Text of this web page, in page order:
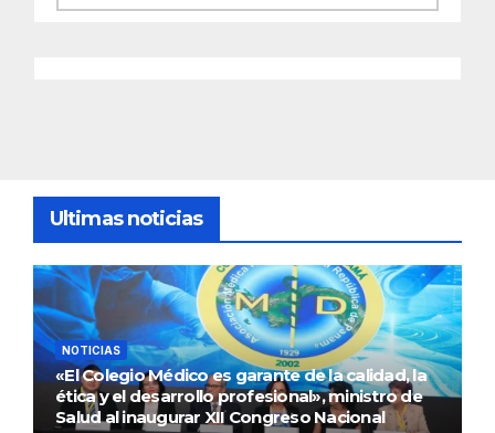
Ultimas noticias
NOTICIAS
«El Colegio Médico es garante de la calidad, la
ética y el desarrollo profesional», ministro de
Salud al inaugurar XII Congreso Nacional